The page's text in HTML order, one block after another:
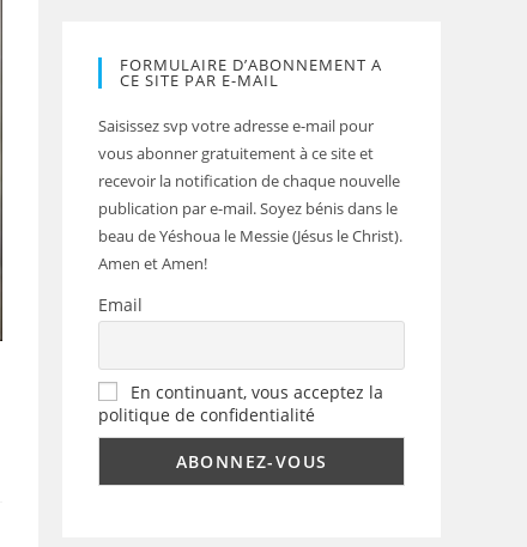
FORMULAIRE D’ABONNEMENT A
CE SITE PAR E-MAIL
Saisissez svp votre adresse e-mail pour
vous abonner gratuitement à ce site et
recevoir la notification de chaque nouvelle
publication par e-mail. Soyez bénis dans le
beau de Yéshoua le Messie (Jésus le Christ).
Amen et Amen!
Email
En continuant, vous acceptez la
politique de confidentialité